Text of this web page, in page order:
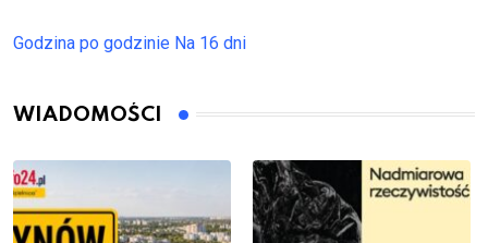
Godzina po godzinie Na 16 dni
WIADOMOŚCI